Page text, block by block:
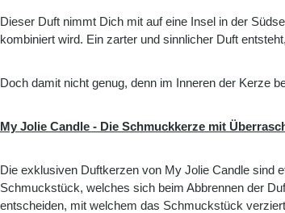
Dieser Duft nimmt Dich mit auf eine Insel in der
kombiniert wird. Ein zarter und sinnlicher Duft
Doch damit nicht genug, denn im Inneren der Kerze
My Jolie Candle - Die Schmuckkerze mit
Die exklusiven Duftkerzen von My Jolie Candle sind
Schmuckstück, welches sich beim Abbrennen der
entscheiden, mit welchem das Schmuckstück